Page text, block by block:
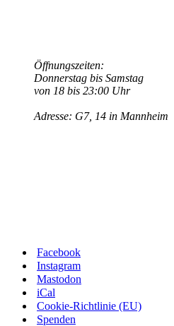
Öffnungszeiten:
Donnerstag bis Samstag
von 18 bis 23:00 Uhr
Adresse: G7, 14 in Mannheim
Facebook
Instagram
Mastodon
iCal
Cookie-Richtlinie (EU)
Spenden